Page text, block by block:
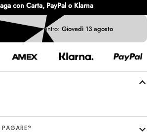
con Carta, PayPal o Klarna
il tuo ordine entro: Giovedì 13 agosto